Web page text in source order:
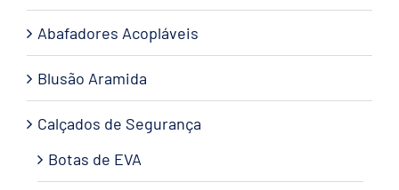
Abafadores Acopláveis
Blusão Aramida
Calçados de Segurança
Botas de EVA